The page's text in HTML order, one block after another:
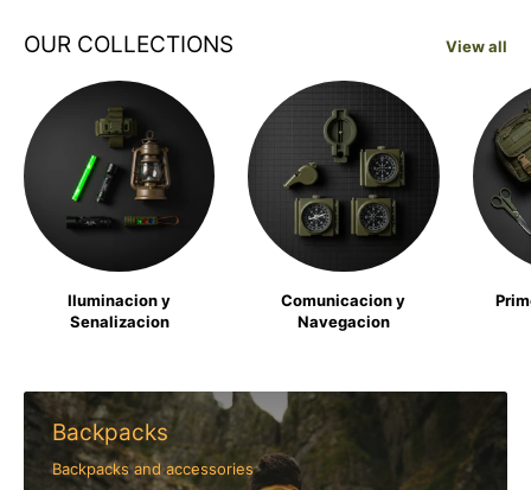
OUR COLLECTIONS View all
Iluminacion y
Senalizacion
Comunicacion y
Navegacion
Backpacks
Backpacks and accessories